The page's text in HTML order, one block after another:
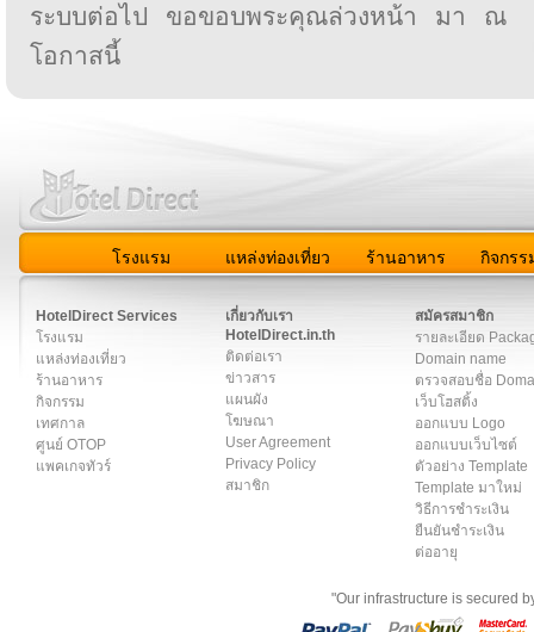
ระบบต่อไป ขอขอบพระคุณล่วงหน้า มา ณ
โอกาสนี้
โรงแรม แหล่งท่องเที่ยว ร้านอาหาร กิจกรร
HotelDirect Services
โรงแรม
แหล่งท่องเที่ยว
ร้านอาหาร
กิจกรรม
เทศกาล
ศูนย์ OTOP
แพคเกจทัวร์
เกี่ยวกับเรา
HotelDirect.in.th
ติดต่อเรา
ข่าวสาร
แผนผัง
โฆษณา
User Agreement
Privacy Policy
สมาชิก
สมัครสมาชิก
รายละเอียด
Domain name
ตรวจสอบชื่อ
เว็บโฮสติ้ง
ออกแบบ Logo
ออกแบบเว็บไซต์
ตัวอย่าง Template
Template มาใหม่
วิธีการชำระเงิน
ยืนยันชำระเงิน
ต่ออายุ
"Our infrastructure is secured